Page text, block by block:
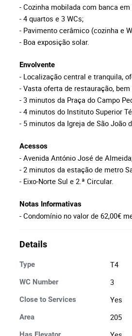
- Cozinha mobilada com banca
- 4 quartos e 3 WCs;
- Pavimento cerâmico (cozinha e
- Boa exposição solar.
Envolvente
- Localização central e tranquila,
- Vasta oferta de restauração,
- 3 minutos da Praça do Campo
- 4 minutos do Instituto Superior
- 5 minutos da Igreja de São João
Acessos
- Avenida António José de
- 2 minutos da estação de metro
- Eixo-Norte Sul e 2.ª Circular.
Notas Informativas
- Condomínio no valor de 62,00€
Details
Type T4
WC Number 3
Close to Services Yes
Area 205